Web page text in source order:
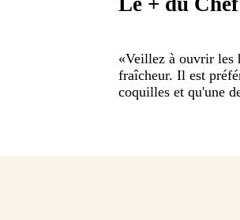
«Veillez à ouvrir les
fraîcheur. Il est
coquilles et qu'une